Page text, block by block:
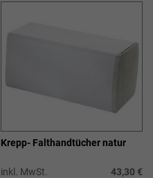
Krepp- Falthandtücher natur
inkl. MwSt. 43,30 €